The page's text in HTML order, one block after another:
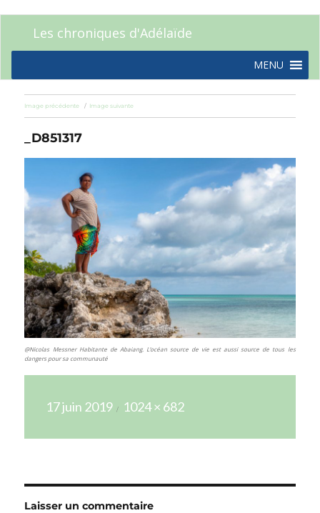
Les chroniques d'Adélaïde
MENU
Image précédente Image suivante
_D851317
@Nicolas Messner Habitante de Abaiang. L’océan source de vie est aussi source de tous les
dangers pour sa communauté
le
17 juin 2019
réelle
1024 × 682
Laisser un commentaire